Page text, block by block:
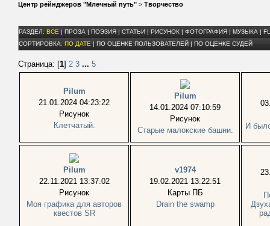
Центр рейнджеров "Млечный путь" > Творчество
РАЗДЕЛ: ВСЕ ПРОЗА ПОЭЗИЯ СТАТЬИ РИСУНОК ФОТОГРАФИЯ МУЗЫКА
СОРТИРОВКА: ПО ДАТЕ ПО ОЦЕНКЕ ПОЛЬЗОВАТЕЛЕЙ ПО ОЦЕНКЕ СУДЕЙ
Страница: [1] 2 3 ... 5
Pilum
21.01.2024 04:23:22
Рисунок
Клетчатый.
Pilum
14.01.2024 07:10:59
Рисунок
Старые малокские башни.
И
Pilum
22.11.2021 13:37:02
Рисунок
Моя графика для авторов
квестов SR
v1974
19.02.2021 13:22:51
Карты ПБ
Drain the swamp